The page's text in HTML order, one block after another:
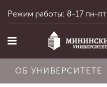
Режим работы: 8-17 пн-пт
ОБ УНИВЕРСИТЕТЕ